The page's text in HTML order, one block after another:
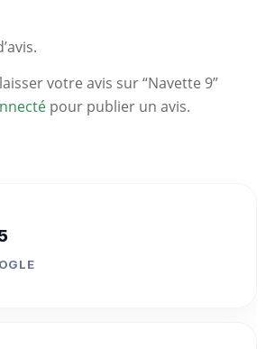
votre avis sur “Navette 9”
pour publier un avis.